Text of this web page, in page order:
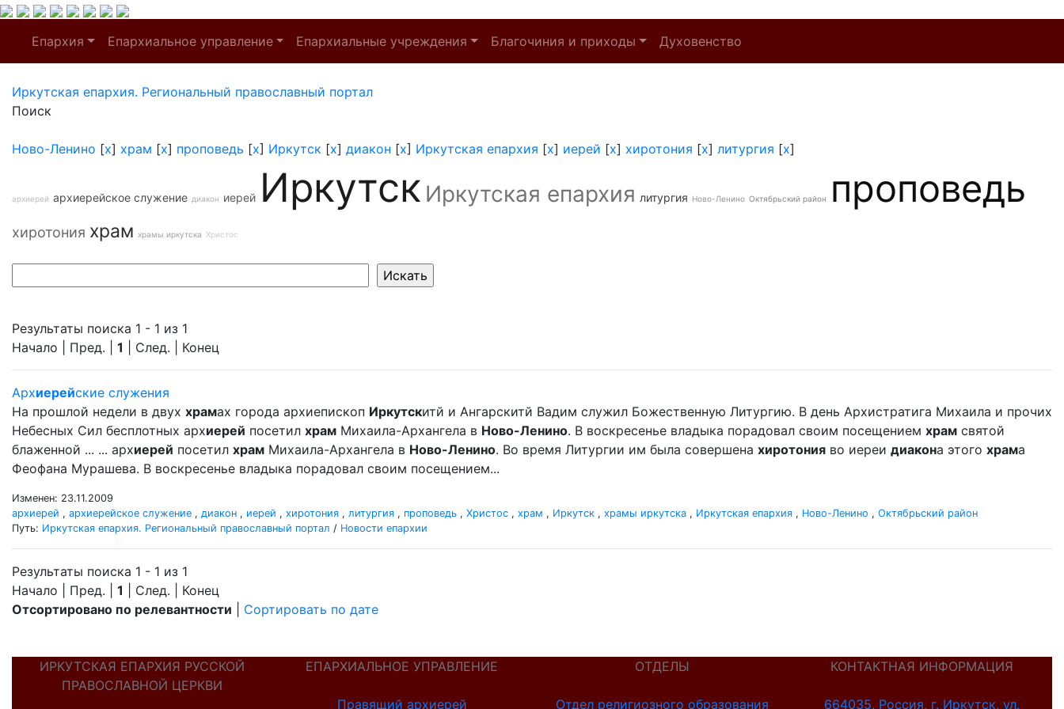
Епархия Епархиальное управление Епархиальные учреждения Благочиния и приходы Духовенство
Иркутская епархия. Региональный православный портал
Поиск
Ново-Ленино [x] храм [x] проповедь [x] Иркутск [x] диакон [x] Иркутская епархия [x] иерей [x] хиротония [x] литургия [x]
архиерей архиерейское служение диакон иерей Иркутск Иркутская епархия литургия Ново-Ленино Октябрьский район проповедь
хиротония храм храмы иркутска Христос
Результаты поиска 1 - 1 из 1
Начало | Пред. | 1 | След. | Конец
Архиерейские служения
На прошлой недели в двух храмах города архиепископ Иркутскитй и Ангарскитй Вадим служил Божественную Литургию. В день Архистратига Михаила и прочих
Небесных Сил бесплотных архиерей посетил храм Михаила-Архангела в Ново-Ленино. В воскресенье владыка порадовал своим посещением храм святой
блаженной ... ... архиерей посетил храм Михаила-Архангела в Ново-Ленино. Во время Литургии им была совершена хиротония во иереи диакона этого храма
Феофана Мурашева. В воскресенье владыка порадовал своим посещением...
Изменен: 23.11.2009
архиерей , архиерейское служение , диакон , иерей , хиротония , литургия , проповедь , Христос , храм , Иркутск , храмы иркутска , Иркутская епархия , Ново-Ленино , Октябрьский район
Путь: Иркутская епархия. Региональный православный портал / Новости епархии
Результаты поиска 1 - 1 из 1
Начало | Пред. | 1 | След. | Конец
Отсортировано по релевантности
Сортировать по дате
ИРКУТСКАЯ ЕПАРХИЯ РУССКОЙ
ПРАВОСЛАВНОЙ ЦЕРКВИ
ЕПАРХИАЛЬНОЕ УПРАВЛЕНИЕ
Правящий архиерей
ОТДЕЛЫ
Отдел религиозного образования
КОНТАКТНАЯ ИНФОРМАЦИЯ
664035, Россия, г. Иркутск, ул.